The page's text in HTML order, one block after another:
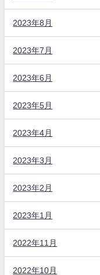
2023年8月
2023年7月
2023年6月
2023年5月
2023年4月
2023年3月
2023年2月
2023年1月
2022年11月
2022年10月